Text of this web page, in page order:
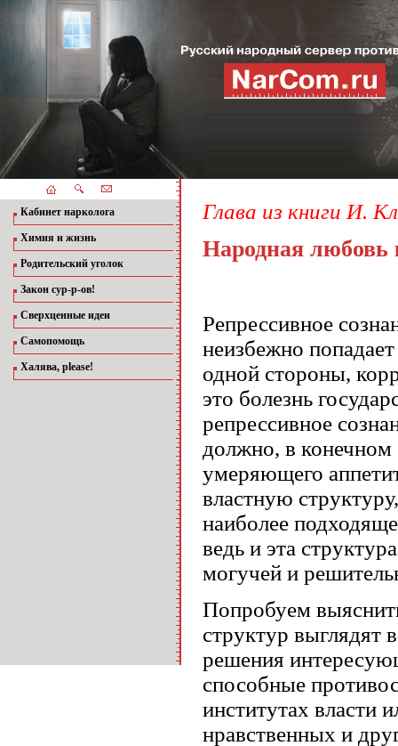
Кабинет нарколога
Химия и жизнь
Родительский уголок
Закон сур-р-ов!
Сверхценные идеи
Самопомощь
Халява, please!
Глава из книги И.
Народная любовь
Репрессивное
неизбежно
одной стороны,
это болезнь
репрессивное
должно, в конечном
умеряющего
властную
наиболее
ведь и эта
могучей и
Попробуем
структур выглядят
решения
способные
институтах власти
нравственных и